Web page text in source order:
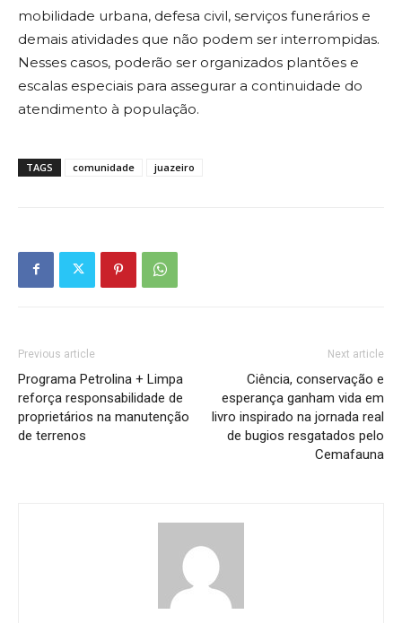
mobilidade urbana, defesa civil, serviços funerários e
demais atividades que não podem ser interrompidas.
Nesses casos, poderão ser organizados plantões e
escalas especiais para assegurar a continuidade do
atendimento à população.
TAGS comunidade juazeiro
Previous article
Programa Petrolina + Limpa
reforça responsabilidade de
proprietários na manutenção
de terrenos
Next article
Ciência, conservação e
esperança ganham vida em
livro inspirado na jornada real
de bugios resgatados pelo
Cemafauna